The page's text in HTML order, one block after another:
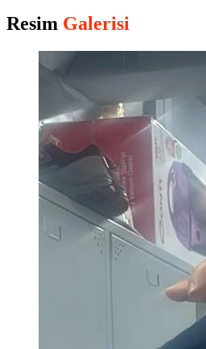
Resim Galerisi